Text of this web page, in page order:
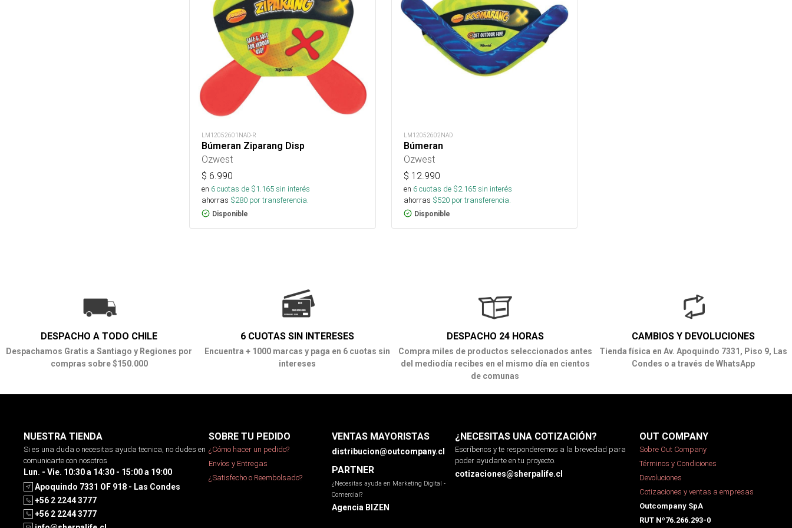
LM12052601NAD-R
Búmeran Ziparang Disp
Ozwest
$ 6.990
en 6cuotas de $1.165sin interés
ahorras $280 por transferencia.
Disponible
LM12052602NAD
Búmeran
Ozwest
$ 12.990
en 6cuotas de $2.165sin interés
ahorras $520por transferencia.
Disponible
DESPACHO A TODO CHILE
Despachamos Gratis a Santiago y Regiones por
compras sobre $150.000
6 CUOTAS SIN INTERESES
Encuentra + 1000 marcas y paga en 6 cuotas sin
intereses
DESPACHO 24 HORAS
Compra miles de productos seleccionados antes
del mediodía recibes en el mismo día en cientos
de comunas
CAMBIOS Y DEVOLUCIONES
Tienda física en Av. Apoquindo 7331, Piso 9, Las
Condes o a través de WhatsApp
NUESTRA TIENDA
Si es una duda o necesitas ayuda tecnica, no dudes en
comunicarte con nosotros
Lun. - Vie. 10:30 a 14:30 - 15:00 a 19:00
Apoquindo 7331 OF 918 - Las Condes
+56 2 2244 3777
+56 2 2244 3777
SOBRE TU PEDIDO
¿Cómo hacer un pedido?
Envíos y Entregas
¿Satisfecho o Reembolsado?
VENTAS MAYORISTAS
distribucion@outcompany.cl
PARTNER
¿Necesitas ayuda en Marketing Digital -
Comercial?
Agencia BIZEN
¿NECESITAS UNA COTIZACIÓN?
Escríbenos y te responderemos a la brevedad para
poder ayudarte en tu proyecto.
cotizaciones@sherpalife.cl
OUT COMPANY
Sobre Out Company
Términos y Condiciones
Devoluciones
Cotizaciones y ventas a empresas
Outcompany SpA
RUT Nº76.266.293-0